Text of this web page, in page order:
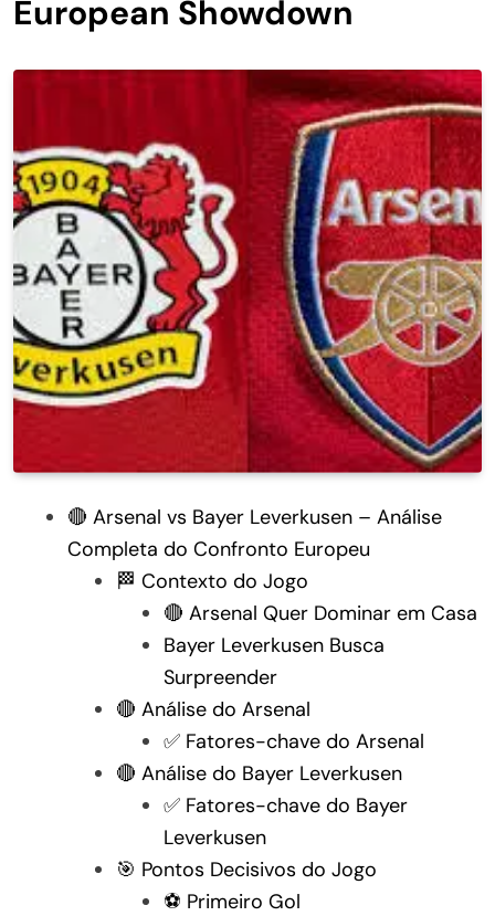
European Showdown
🔴 Arsenal vs Bayer Leverkusen – Análise
Completa do Confronto Europeu
🏁 Contexto do Jogo
🔴 Arsenal Quer Dominar em Casa
Bayer Leverkusen Busca
Surpreender
🔴 Análise do Arsenal
✅ Fatores-chave do Arsenal
🔴 Análise do Bayer Leverkusen
✅ Fatores-chave do Bayer
Leverkusen
🎯 Pontos Decisivos do Jogo
⚽ Primeiro Gol